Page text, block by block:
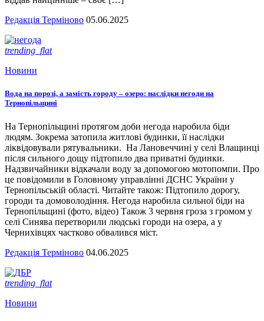
Редакція Терміново 05.06.2025
trending_flat
Новини
Вода на порозі, а замість городу – озеро: наслідки негоди на
Тернопільщині
На Тернопільщині протягом доби негода наробила біди
людям. Зокрема затопила житлові будинки, її наслідки
ліквідовували рятувальники. На Лановеччині у селі Влащинці
після сильного дощу підтопило два приватні будинки.
Надзвичайники відкачали воду за допомогою мотопомпи. Про
це повідомили в Головному управлінні ДСНС України у
Тернопільській області. Читайте також: Підтопило дорогу,
городи та домоволодіння. Негода наробила сильної біди на
Тернопільщині (фото, відео) Також 3 червня гроза з громом у
селі Синява перетворили людські городи на озера, а у
Чернихівцях частково обвалився міст.
Редакція Терміново 04.06.2025
trending_flat
Новини